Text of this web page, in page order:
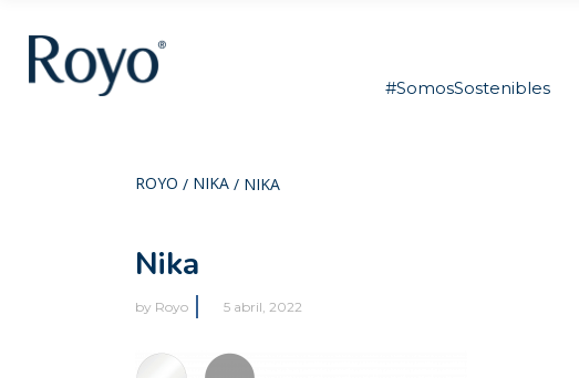
#SomosSostenibles
ROYO / NIKA / NIKA
Nika
by Royo 5 abril, 2022